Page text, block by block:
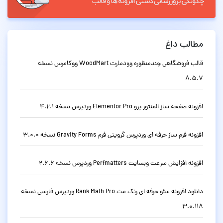
مطالب داغ
قالب فروشگاهی چندمنظوره وودمارت WoodMart ووکامرس نسخه
8.5.7
افزونه صفحه ساز المنتور پرو Elementor Pro وردپرس نسخه 4.2.1
افزونه فرم ساز حرفه ای وردپرس گرویتی فرم Gravity Forms نسخه 3.0.0
افزونه افزایش سرعت وبسایت Perfmatters وردپرس نسخه 2.6.6
دانلود افزونه سئو حرفه ای رنک مث Rank Math Pro وردپرس فارسی نسخه
3.0.118